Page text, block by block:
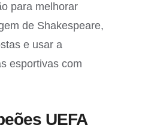
para melhorar
de Shakespeare,
e usar a
esportivas com
UEFA